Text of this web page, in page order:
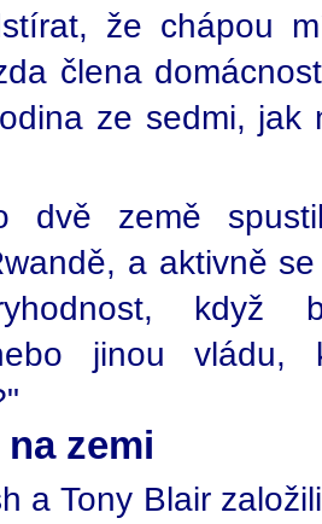
že chápou
člena
ze sedmi, jak
dvě země
a aktivně
když
jinou vládu,
zemi
a Tony Blair